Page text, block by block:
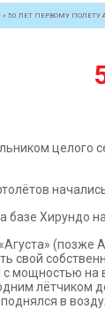
» 50 ЛЕТ ПЕРВОМУ ПОЛЕТУ
целого
базе Хирундо
(позже
свой
мощностью на
лётчиком
в